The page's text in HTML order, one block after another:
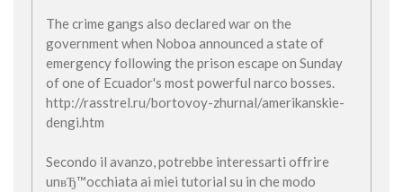
The crime gangs also declared war on the
government when Noboa announced a state of
emergency following the prison escape on Sunday
of one of Ecuador's most powerful narco bosses.
http://rasstrel.ru/bortovoy-zhurnal/amerikanskie-
dengi.htm
Secondo il avanzo, potrebbe interessarti offrire
unвЂ™occhiata ai miei tutorial su in che modo